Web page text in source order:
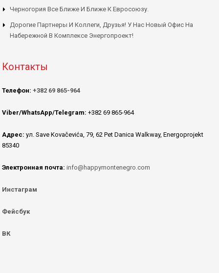
Черногория Все Ближе И Ближе К Евросоюзу.
Дорогие Партнеры И Коллеги, Друзья! У Нас Новый Офис На
Набережной В Комплексе Энергопроект!
Контакты
Телефон: +382 69 865-964
Viber/WhatsApp/Telegram: +382 69 865-964
Адрес: ул. Save Kovačevića, 79, 62 Pet Danica Walkway, Energoprojekt
85340
Электронная почта: info@happymontenegro.com
Инстаграм
Фейсбук
ВК